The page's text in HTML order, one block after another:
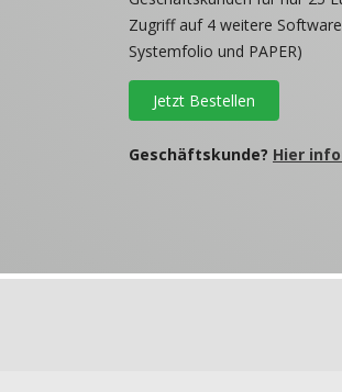
Zugriff auf 4 weitere
Systemfolio und PAPER)
Jetzt Bestellen
Geschäftskunde? Hier